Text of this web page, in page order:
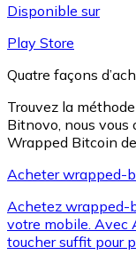
XRP
XRP
Disponible sur
Play Store
Quatre façons
Trouvez la
Bitnovo, nous
Wrapped Bitcoin
Acheter wrapped-
Achetez wrapped-
votre mobile. Avec
toucher suffit pour